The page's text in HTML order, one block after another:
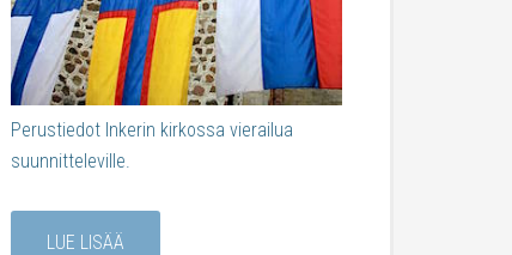
Perustiedot Inkerin kirkossa vierailua
suunnitteleville.
LUE LISÄÄ